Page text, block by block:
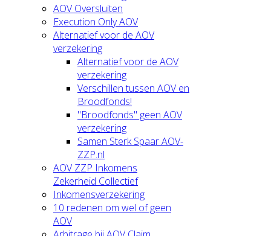
AOV Oversluiten
Execution Only AOV
Alternatief voor de AOV
verzekering
Alternatief voor de AOV
verzekering
Verschillen tussen AOV en
Broodfonds!
"Broodfonds" geen AOV
verzekering
Samen Sterk Spaar AOV-
ZZP.nl
AOV ZZP Inkomens
Zekerheid Collectief
Inkomensverzekering
10 redenen om wel of geen
AOV